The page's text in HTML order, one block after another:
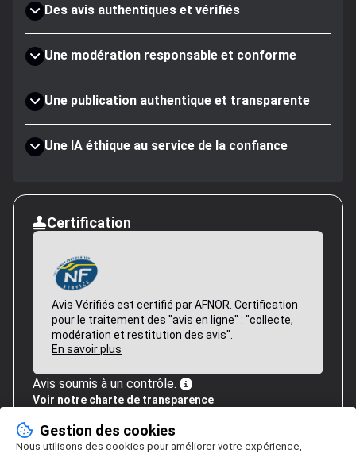
Des avis authentiques et vérifiés
Une modération responsable et conforme
Une publication authentique et transparente
Une IA éthique au service de la confiance
Certification
Avis Vérifiés est certifié par AFNOR. Certification
pour le traitement des "avis en ligne" : "collecte,
modération et restitution des avis".
En savoir plus
Avis soumis à un contrôle.
Voir notre charte de transparence
Gestion des cookies
Nous utilisons des cookies pour améliorer votre expérience,